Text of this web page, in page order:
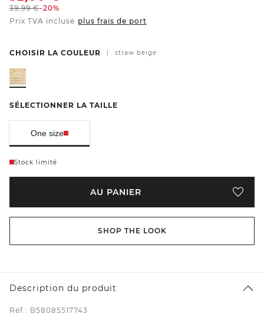
39,99€-20%
Prix TVA incluse plus frais de port
CHOISIR LA COULEUR straw beige
SÉLECTIONNER LA TAILLE
One size
Stock limité
AU PANIER
SHOP THE LOOK
Description du produit
Réf.: B58085517743